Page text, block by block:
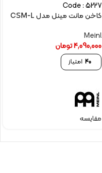
Code : 5227
کاخن مانت مینل مدل CSM-L
Meinl
4,090,000تومان
40 امتیاز
مقایسه